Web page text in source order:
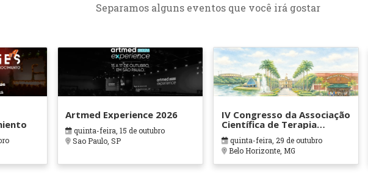
Separamos alguns eventos que você irá gostar
Artmed Experience 2026
quinta-feira, 15 de outubro
Sao Paulo, SP
IV Congresso da Associação
Científica de Terapia
Ocupacional em Contextos
Hospitalares e Cuidados
Paliativos - ATOHOSP
quinta-feira, 29 de outubro
Belo Horizonte, MG